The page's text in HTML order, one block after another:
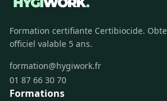
Formation certifiante Certibiocide.
officiel valable 5 ans.
formation@hygiwork.fr
01 87 66 30 70
Formations